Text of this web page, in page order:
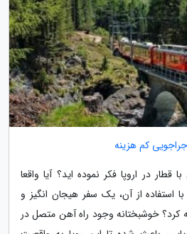
کم هزینه
در اروپا فکر نموده اید؟ آیا واقعا
استفاده از آن، یک سفر هیجان انگیز و
کرد؟ خوشبختانه وجود راه آهن متصل در